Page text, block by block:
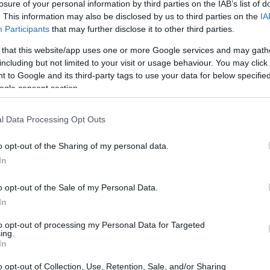
of your personal information by third parties on the IAB’s list of
This information may also be disclosed by us to third parties on the
Participants that may further disclose it to other third parties.
that this website/app uses one or more Google services and may
but not limited to your visit or usage behaviour. You may
to Google and its third-party tags to use your data for below
consent section.
Data Processing Opt Outs
opt-out of the Sharing of my personal data.
opt-out of the Sale of my Personal Data.
opt-out of processing my Personal Data for Targeted
opt-out of Collection, Use, Retention, Sale, and/or Sharing
Marvel filmet rendez a Sonynak,
egy Póknő moziról van szó
Morbius után is vannak tervei Pókember népes
- Kritika
20:10
előtt az Éretlenségit!
hogy Olivia Wilde hogyan funkcionál egy
akkor itt a megfelelő alkalom!